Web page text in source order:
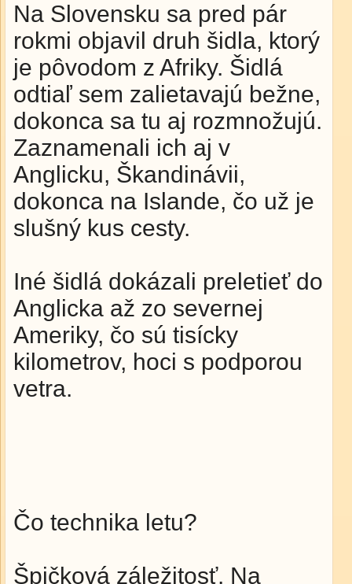
Na Slovensku sa pred pár
rokmi objavil druh šidla, ktorý
je pôvodom z Afriky. Šidlá
odtiaľ sem zalietavajú bežne,
dokonca sa tu aj rozmnožujú.
Zaznamenali ich aj v
Anglicku, Škandinávii,
dokonca na Islande, čo už je
slušný kus cesty.
Iné šidlá dokázali preletieť do
Anglicka až zo severnej
Ameriky, čo sú tisícky
kilometrov, hoci s podporou
vetra.
Čo technika letu?
Špičková záležitosť. Na